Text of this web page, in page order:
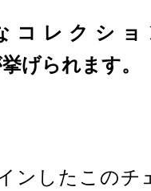
コレクシ
げられます。
ンしたこのチ